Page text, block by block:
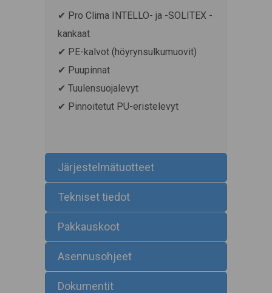
✔ Pro Clima INTELLO- ja -SOLITEX -
kankaat
✔ PE-kalvot (höyrynsulkumuovit)
✔ Puupinnat
✔ Tuulensuojalevyt
✔ Pinnoitetut PU-eristelevyt
Järjestelmätuotteet
Tekniset tiedot
Pakkauskoot
Asennusohjeet
Dokumentit